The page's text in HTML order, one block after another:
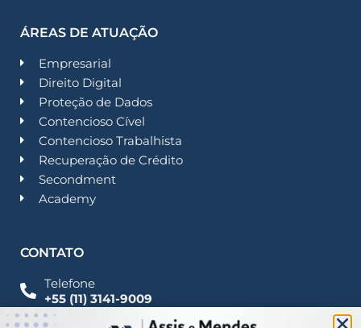
ÁREAS DE ATUAÇÃO
Empresarial
Direito Digital
Proteção de Dados
Contencioso Cível
Contencioso Trabalhista
Recuperação de Crédito
Secondment
Academy
CONTATO
Telefone
+55 (11) 3141-9009
Imprensa